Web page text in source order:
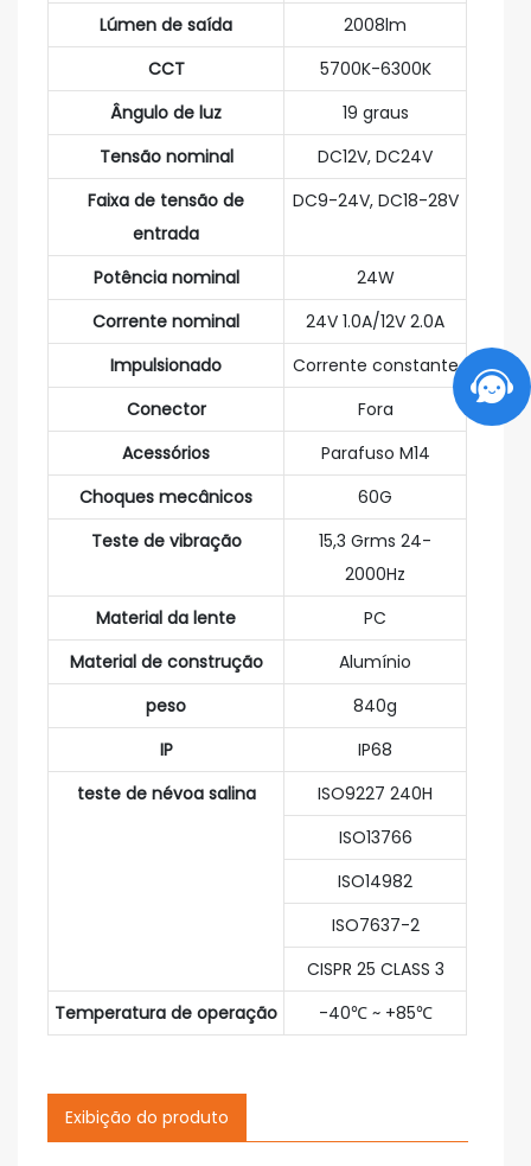
Lúmen de saída
2008lm
CCT
5700K-6300K
Ângulo de luz
19 graus
Tensão nominal
DC12V, DC24V
Faixa de tensão de
entrada
DC9-24V, DC18-28V
Potência nominal
24W
Corrente nominal
24V 1.0A/12V 2.0A
Impulsionado
Corrente constante
Conector
Fora
Acessórios
Parafuso M14
Choques mecânicos
60G
Teste de vibração
15,3 Grms 24-
2000Hz
Material da lente
PC
Material de construção
Alumínio
peso
840g
IP
IP68
teste de névoa salina
ISO9227 240H
ISO13766
ISO14982
ISO7637-2
CISPR 25 CLASS 3
Temperatura de operação
-40℃ ~ +85℃
Exibição do produto